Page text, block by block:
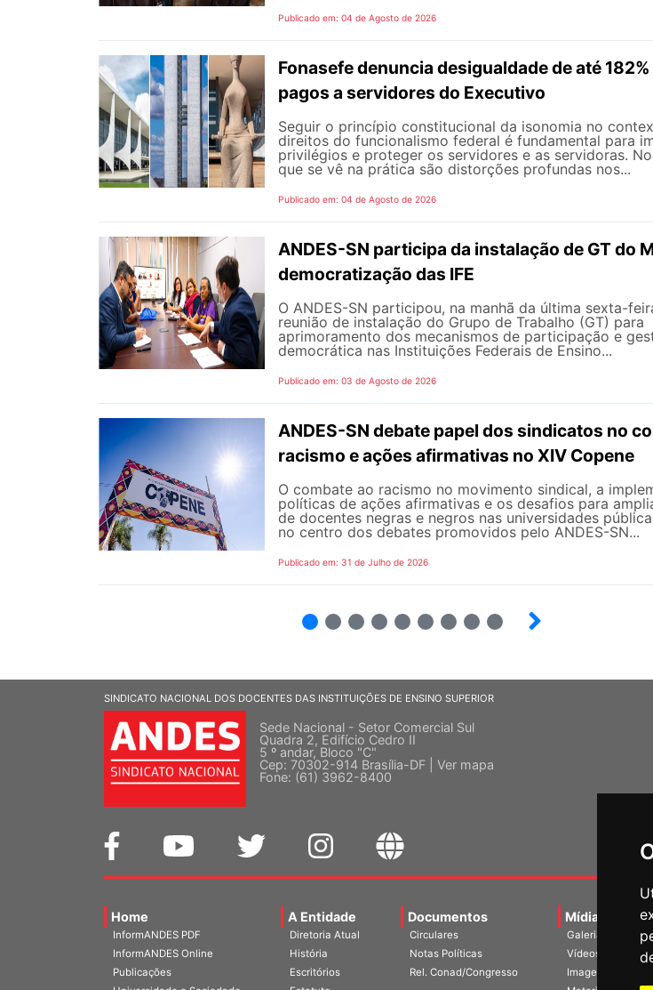
Publicado em: 04 de Agosto de 2026
Fonasefe denuncia desigualdade de até
pagos a servidores do Executivo
Seguir o princípio constitucional da isonomia no
direitos do funcionalismo federal é fundamental para
privilégios e proteger os servidores e as servidoras.
que se vê na prática são distorções profundas nos...
Publicado em: 04 de Agosto de 2026
ANDES-SN participa da instalação de GT do
democratização das IFE
O ANDES-SN participou, na manhã da última sexta-
reunião de instalação do Grupo de Trabalho (GT) para
aprimoramento dos mecanismos de participação e
democrática nas Instituições Federais de Ensino...
Publicado em: 03 de Agosto de 2026
ANDES-SN debate papel dos sindicatos no
racismo e ações afirmativas no XIV Copene
O combate ao racismo no movimento sindical, a
políticas de ações afirmativas e os desafios para
de docentes negras e negros nas universidades
no centro dos debates promovidos pelo ANDES-SN...
Publicado em: 31 de Julho de 2026
SINDICATO NACIONAL DOS DOCENTES DAS INSTITUIÇÕES DE ENSINO SUPERIOR
Sede Nacional - Setor Comercial Sul
Quadra 2, Edifício Cedro II
5 º andar, Bloco "C"
Cep: 70302-914 Brasília-DF | Ver mapa
Fone: (61) 3962-8400
Home
InformANDES PDF
InformANDES Online
Publicações
A Entidade
Diretoria Atual
História
Escritórios
Documentos
Circulares
Notas Políticas
Rel. Conad/Congresso
Mídias
Galerias
Vídeos
Imagens